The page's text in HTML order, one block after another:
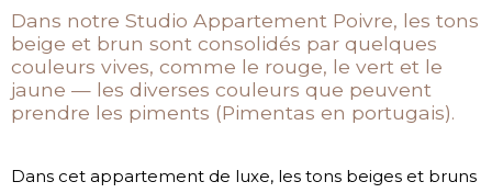
Dans notre Studio Appartement Poivre, les tons
beige et brun sont consolidés par quelques
couleurs vives, comme le rouge, le vert et le
jaune — les diverses couleurs que peuvent
prendre les piments (Pimentas en portugais).
Dans cet appartement de luxe, les tons beiges et bruns